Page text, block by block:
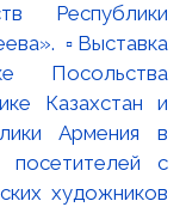
Республики
▫️Выставка
Посольства
Казахстан и
Армения в
посетителей с
художников